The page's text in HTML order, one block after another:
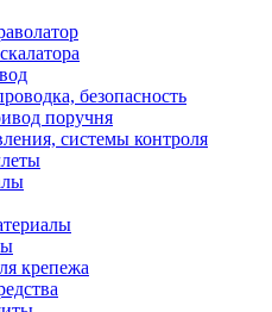
безопасность
поручня
системы контроля
крепежа